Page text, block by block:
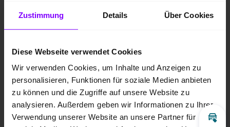
Zustimmung Details Über Cookies
Diese Webseite verwendet Cookies
Wir verwenden Cookies, um Inhalte und Anzeigen zu
personalisieren, Funktionen für soziale Medien anbieten
zu können und die Zugriffe auf unsere Website zu
analysieren. Außerdem geben wir Informationen zu Ihrer
Verwendung unserer Website an unsere Partner für